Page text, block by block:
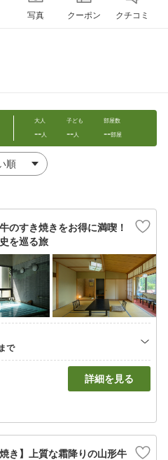
写真 クーポン クチコミ
大人
--人
子ども
--人
部屋数
--部屋
のすき焼きをお得に満喫！
を巡る旅
詳細を見る
き】上質な霜降りの山形牛